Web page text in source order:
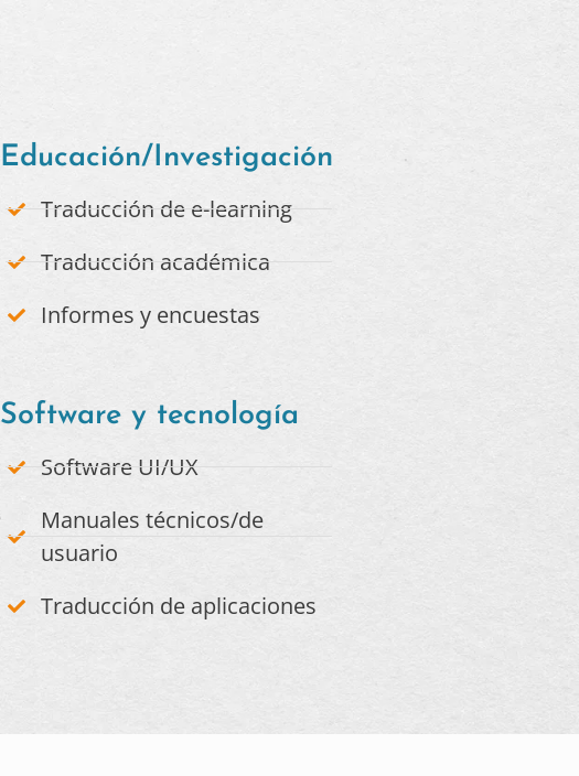
Educación/Investigación
Traducción de e-learning
Traducción académica
Informes y encuestas
Software y tecnología​
Software UI/UX
Manuales técnicos/de
usuario
Traducción de aplicaciones